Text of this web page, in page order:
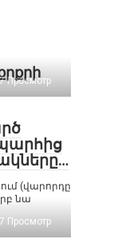
Просмотр
(վարորդը
նա
Просмотр